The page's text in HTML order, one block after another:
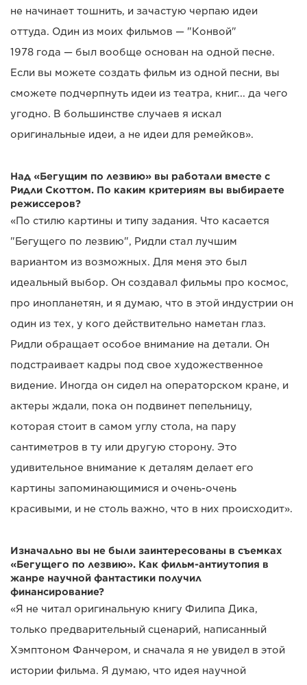
не начинает тошнить, и зачастую черпаю идеи
оттуда. Один из моих фильмов — "Конвой"
1978 года — был вообще основан на одной песне.
Если вы можете создать фильм из одной песни, вы
сможете подчерпнуть идеи из театра, книг... да чего
угодно. В большинстве случаев я искал
оригинальные идеи, а не идеи для ремейков».
Над «Бегущим по лезвию» вы работали вместе с
Ридли Скоттом. По каким критериям вы выбираете
режиссеров?
«По стилю картины и типу задания. Что касается
"Бегущего по лезвию", Ридли стал лучшим
вариантом из возможных. Для меня это был
идеальный выбор. Он создавал фильмы про космос,
про инопланетян, и я думаю, что в этой индустрии он
один из тех, у кого действительно наметан глаз.
Ридли обращает особое внимание на детали. Он
подстраивает кадры под свое художественное
видение. Иногда он сидел на операторском кране, и
актеры ждали, пока он подвинет пепельницу,
которая стоит в самом углу стола, на пару
сантиметров в ту или другую сторону. Это
удивительное внимание к деталям делает его
картины запоминающимися и очень-очень
красивыми, и не столь важно, что в них происходит».
Изначально вы не были заинтересованы в съемках
«Бегущего по лезвию». Как фильм-антиутопия в
жанре научной фантастики получил
финансирование?
«Я не читал оригинальную книгу Филипа Дика,
только предварительный сценарий, написанный
Хэмптоном Фанчером, и сначала я не увидел в этой
истории фильма. Я думаю, что идея научной